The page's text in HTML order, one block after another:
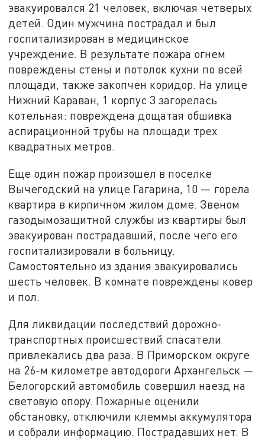
эвакуировался 21 человек, включая четверых
детей. Один мужчина пострадал и был
госпитализирован в медицинское
учреждение. В результате пожара огнем
повреждены стены и потолок кухни по всей
площади, также закопчен коридор. На улице
Нижний Караван, 1 корпус 3 загорелась
котельная: повреждена дощатая обшивка
аспирационной трубы на площади трех
квадратных метров.
Еще один пожар произошел в поселке
Вычегодский на улице Гагарина, 10 — горела
квартира в кирпичном жилом доме. Звеном
газодымозащитной службы из квартиры был
эвакуирован пострадавший, после чего его
госпитализировали в больницу.
Самостоятельно из здания эвакуировались
шесть человек. В комнате повреждены ковер
и пол.
Для ликвидации последствий дорожно-
транспортных происшествий спасатели
привлекались два раза. В Приморском округе
на 26-м километре автодороги Архангельск —
Белогорский автомобиль совершил наезд на
световую опору. Пожарные оценили
обстановку, отключили клеммы аккумулятора
и собрали информацию. Пострадавших нет. В